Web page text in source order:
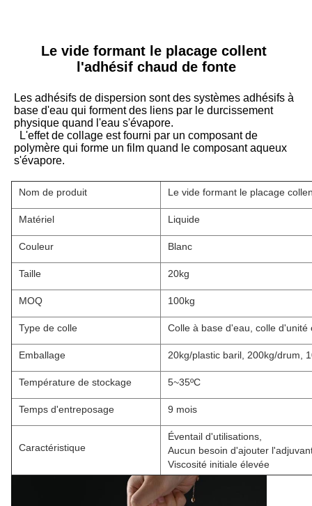
Le vide formant le placage collent
l'adhésif chaud de fonte
Les adhésifs de dispersion sont des systèmes adhésifs à
base d'eau qui forment des liens par le durcissement
physique quand l'eau s'évapore.
L'effet de collage est fourni par un composant de
polymère qui forme un film quand le composant aqueux
s'évapore.
Nom de produit Le vide formant le placage
Matériel Liquide
Couleur Blanc
Taille 20kg
MOQ 100kg
Type de colle Colle à base d'eau, colle d'unité
Emballage 20kg/plastic baril, 200kg/drum,
Température de stockage 5~35ºC
Temps d'entreposage 9 mois
Caractéristique
Éventail d'utilisations,
Aucun besoin d'ajouter
Viscosité initiale élevée